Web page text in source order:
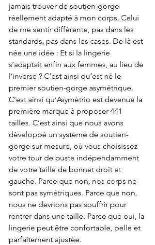
jamais trouver de soutien-gorge
réellement adapté à mon corps. Celui
de me sentir différente, pas dans les
standards, pas dans les cases. De là est
née une idée : Et si la lingerie
s’adaptait enfin aux femmes, au lieu de
l’inverse ? C’est ainsi qu’est né le
premier soutien-gorge asymétrique.
C’est ainsi qu’Asymétrio est devenue la
première marque à proposer 441
tailles. C’est ainsi que nous avons
développé un système de soutien-
gorge sur mesure, où vous choisissez
votre tour de buste indépendamment
de votre taille de bonnet droit et
gauche. Parce que non, nos corps ne
sont pas symétriques. Parce que non,
nous ne devrions pas souffrir pour
rentrer dans une taille. Parce que oui, la
lingerie peut être confortable, belle et
parfaitement ajustée.